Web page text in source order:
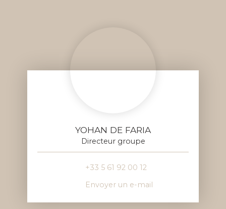
YOHAN DE FARIA
Directeur groupe
+33 5 61 92 00 12
Envoyer un e-mail